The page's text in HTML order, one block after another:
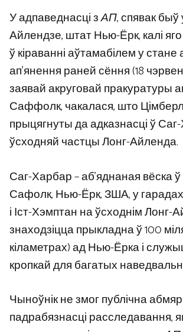
У адпаведнасці зАП, спявак быў
Айлендзе, штат Нью-Ёрк, калі яго
ў кіраванні аўтамабілем у стане
ап’янення раней сёння (18
заявай акруговай пракуратуры
Саффолк, чакалася, што
прыцягнуты да адказнасці ў
ўсходняй частцы Лонг-Айленда.
Саг-Харбар – аб’яднаная вёска
Сафолк, Нью-Ёрк, ЗША, у
і Іст-Хэмптан на ўсходнім Лонг-
знаходзіцца прыкладна ў 100
кіламетрах) ад Нью-Ёрка і
кропкай для багатых
Чыноўнік не змог публічна
падрабязнасці расследавання,